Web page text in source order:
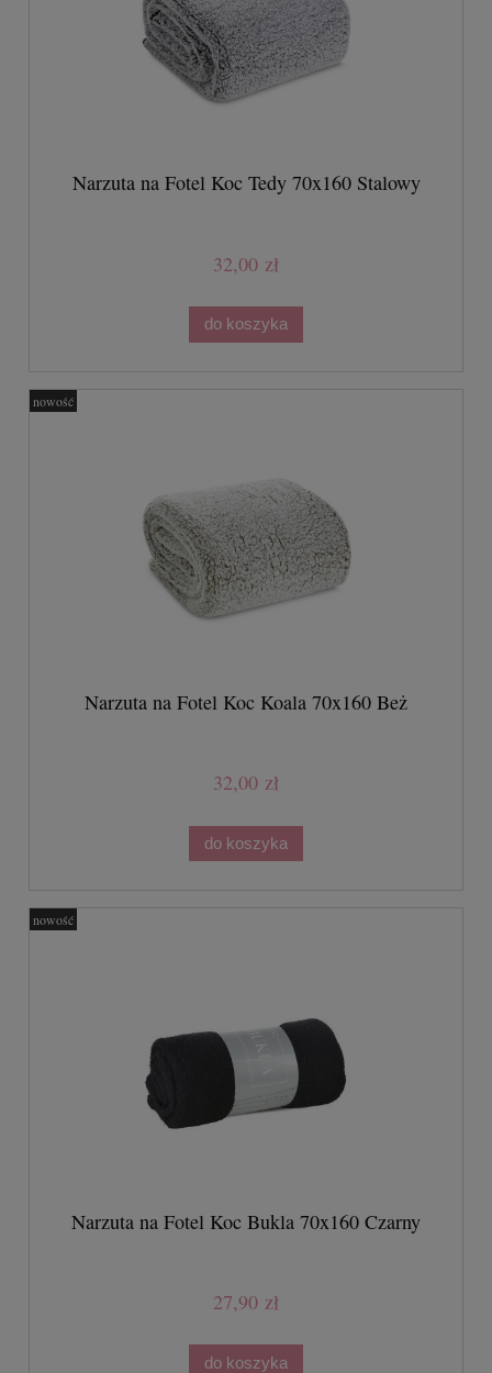
Narzuta na Fotel Koc Tedy 70x160 Stalowy
32,00 zł
do koszyka
Narzuta na Fotel Koc Koala 70x160 Beż
32,00 zł
do koszyka
nowość
Narzuta na Fotel Koc Bukla 70x160 Czarny
27,90 zł
do koszyka
nowość